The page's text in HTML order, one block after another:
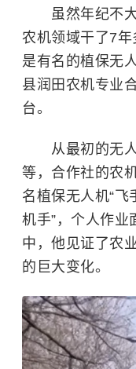
虽然年纪不大
农机领域干了7年
是有名的植保无
县润田农机专业
台。
从最初的无人
等，合作社的农
名植保无人机“飞
机手”，个人作业
中，他见证了农
的巨大变化。